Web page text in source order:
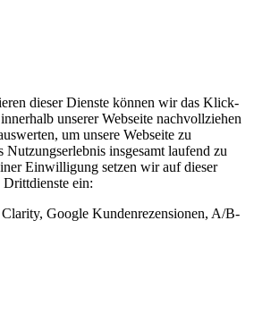
dieser Dienste können wir das Klick-
unserer Webseite nachvollziehen
um unsere Webseite zu
Nutzungserlebnis insgesamt laufend zu
Einwilligung setzen wir auf dieser
Drittdienste ein:
Google Kundenrezensionen, A/B-